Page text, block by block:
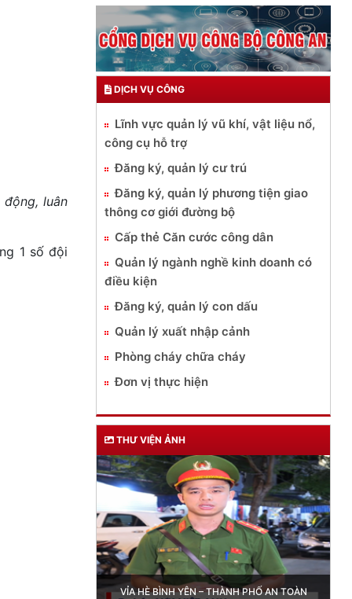
luân
1 số đội
DỊCH VỤ CÔNG
Lĩnh vực quản lý vũ khí, vật liệu nổ,
công cụ hỗ trợ
Đăng ký, quản lý cư trú
Đăng ký, quản lý phương tiện giao
thông cơ giới đường bộ
Cấp thẻ Căn cước công dân
Quản lý ngành nghề kinh doanh có
điều kiện
Đăng ký, quản lý con dấu
Quản lý xuất nhập cảnh
Phòng cháy chữa cháy
Đơn vị thực hiện
THƯ VIỆN ẢNH
Trailer chung kết Hội thi lực lượng tham gia bảo vệ
ANTT ở cơ sở giỏi toàn quốc lần thứ I, năm 2026